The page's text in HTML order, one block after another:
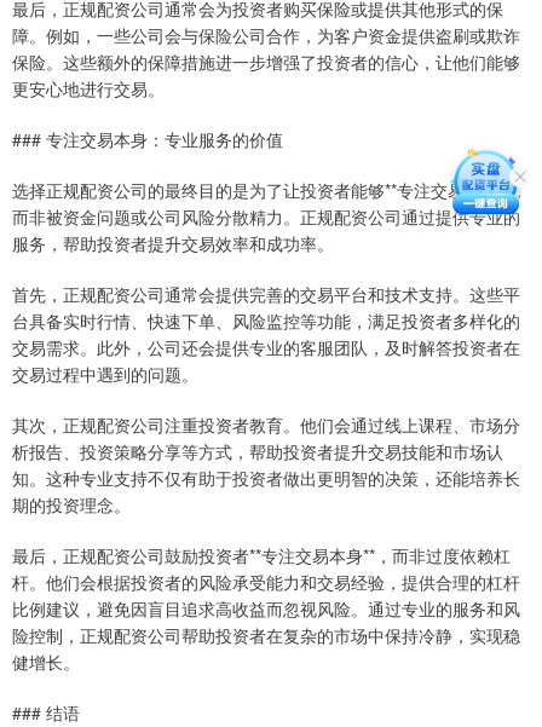
最后，正规配资公司通常会为投资者购买保险或提供其他形式的保
障。例如，一些公司会与保险公司合作，为客户资金提供盗刷或欺诈
保险。这些额外的保障措施进一步增强了投资者的信心，让他们能够
更安心地进行交易。
### 专注交易本身：专业服务的价值
选择正规配资公司的最终目的是为了让投资者能够**专注交易本身**，
而非被资金问题或公司风险分散精力。正规配资公司通过提供专业的
服务，帮助投资者提升交易效率和成功率。
首先，正规配资公司通常会提供完善的交易平台和技术支持。这些平
台具备实时行情、快速下单、风险监控等功能，满足投资者多样化的
交易需求。此外，公司还会提供专业的客服团队，及时解答投资者在
交易过程中遇到的问题。
其次，正规配资公司注重投资者教育。他们会通过线上课程、市场分
析报告、投资策略分享等方式，帮助投资者提升交易技能和市场认
知。这种专业支持不仅有助于投资者做出更明智的决策，还能培养长
期的投资理念。
最后，正规配资公司鼓励投资者**专注交易本身**，而非过度依赖杠
杆。他们会根据投资者的风险承受能力和交易经验，提供合理的杠杆
比例建议，避免因盲目追求高收益而忽视风险。通过专业的服务和风
险控制，正规配资公司帮助投资者在复杂的市场中保持冷静，实现稳
健增长。
### 结语